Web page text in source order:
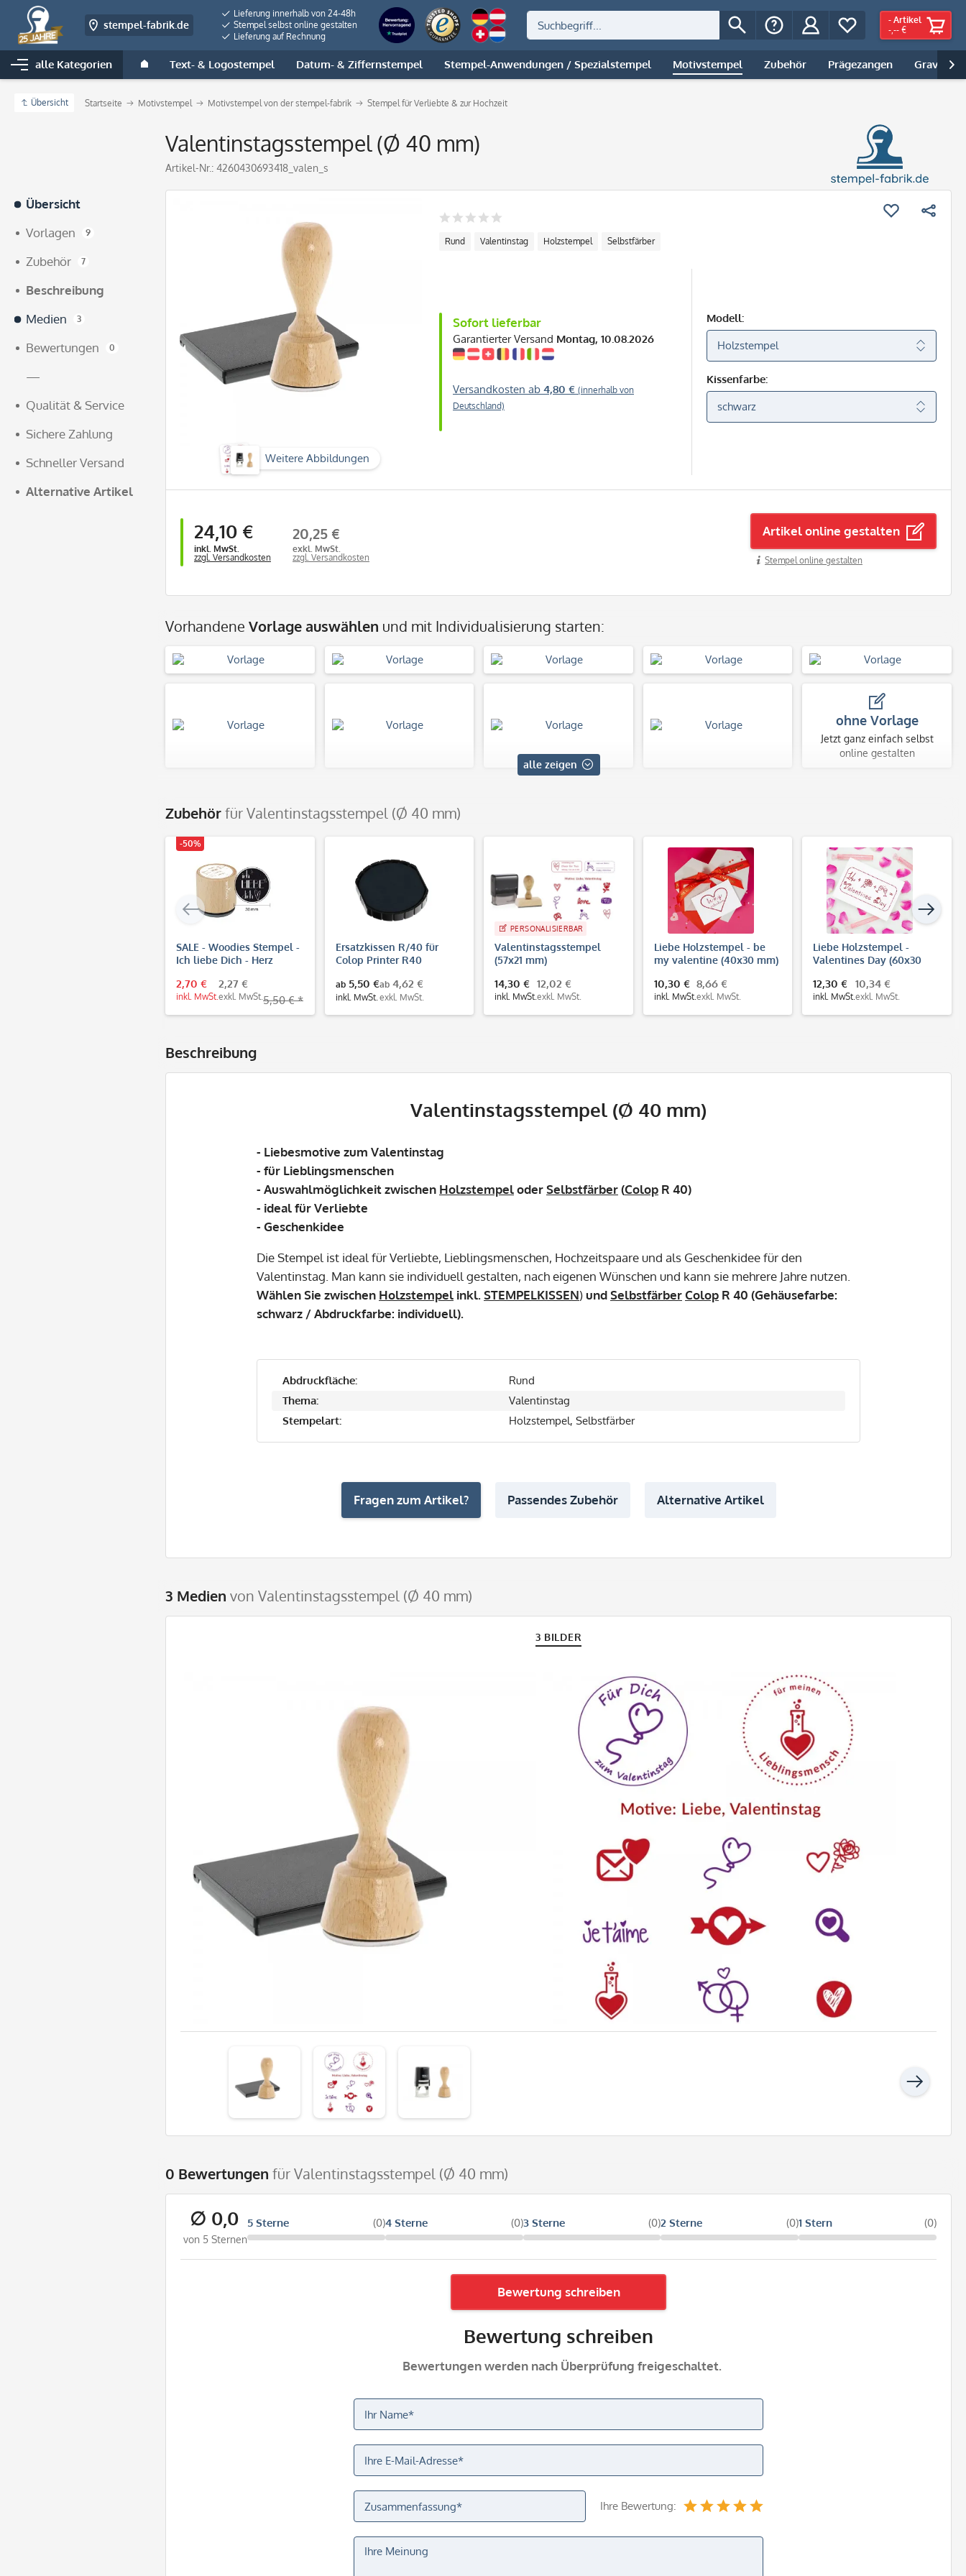
stempel-fabrik.de
Lieferung innerhalb von 24-48h
Stempel selbst online gestalten
Lieferung auf Rechnung
- Artikel
-,-- €
alle Kategorien Text- & Logostempel Datum- & Ziffernstempel Stempel-Anwendungen / Spezialstempel Motivstempel Zubehör Prägezangen Gravur |

Übersicht Startseite Motivstempel Motivstempel von der stempel-fabrik Stempel für Verliebte & zur Hochzeit
Valentinstagsstempel (Ø 40 mm)
Artikel-Nr.: 4260430693418_valen_s
Übersicht
Vorlagen
9
Zubehör 7
Beschreibung
Medien
3
Bewertungen 0
—
Qualität & Service
Sichere Zahlung
Schneller Versand
Alternative Artikel
Weitere Abbildungen
Rund Valentinstag Holzstempel Selbstfärber
Sofort lieferbar
Garantierter Versand Montag, 10.08.2026
Versandkosten ab 4,80 € (innerhalb von
Deutschland)
Modell:
Kissenfarbe:
24,10 €
inkl. MwSt.
zzgl. Versandkosten
20,25 €
exkl. MwSt.
zzgl. Versandkosten
Artikel online gestalten
Stempel online gestalten
Vorhandene Vorlage auswählen und mit Individualisierung starten:
alle zeigen
ohne Vorlage
Jetzt ganz einfach selbst
online gestalten
Zubehörfür Valentinstagsstempel (Ø 40 mm)
-50%
SALE - Woodies Stempel -
Ich liebe Dich - Herz
2,70 €
inkl. MwSt.
2,27 €
exkl. MwSt. 5,50 € *
Ersatzkissen R/40 für
Colop Printer R40
ab5,50 €
inkl. MwSt.
ab4,62 €
exkl. MwSt.
PERSONALISIERBAR
Valentinstagsstempel
(57x21 mm)
14,30 €
inkl. MwSt.
12,02 €
exkl. MwSt.
Liebe Holzstempel - be
my valentine (40x30 mm)
10,30 €
inkl. MwSt.
8,66 €
exkl. MwSt.
Liebe Holzstempel -
Valentines Day (60x30
12,30 €
inkl. MwSt.
10,34 €
exkl. MwSt.
Beschreibung
Valentinstagsstempel (Ø 40 mm)
- Liebesmotive zum Valentinstag
- für Lieblingsmenschen
- Auswahlmöglichkeit zwischen HolzstempeloderSelbstfärber(Colop R 40)
- ideal für Verliebte
- Geschenkidee
Die Stempel ist ideal für Verliebte, Lieblingsmenschen, Hochzeitspaare und als Geschenkidee für den
Valentinstag. Man kann sie individuell gestalten, nach eigenen Wünschen und kann sie mehrere Jahre nutzen.
Wählen Sie zwischen Holzstempel inkl.STEMPELKISSEN)undSelbstfärberColop R 40 (Gehäusefarbe:
schwarz / Abdruckfarbe: individuell).
Abdruckfläche:
Rund
Thema:
Valentinstag
Stempelart:
Holzstempel, Selbstfärber
Fragen zum Artikel? Passendes Zubehör Alternative Artikel
3 Medien von Valentinstagsstempel (Ø 40 mm)
3 BILDER
0 Bewertungen für Valentinstagsstempel (Ø 40 mm)
∅ 0,0
von 5 Sternen
5 Sterne (0)4 Sterne (0)3 Sterne (0)2 Sterne (0)1 Stern (0)
Bewertung schreiben
Bewertung schreiben
Bewertungen werden nach Überprüfung freigeschaltet.
Ihre Bewertung: